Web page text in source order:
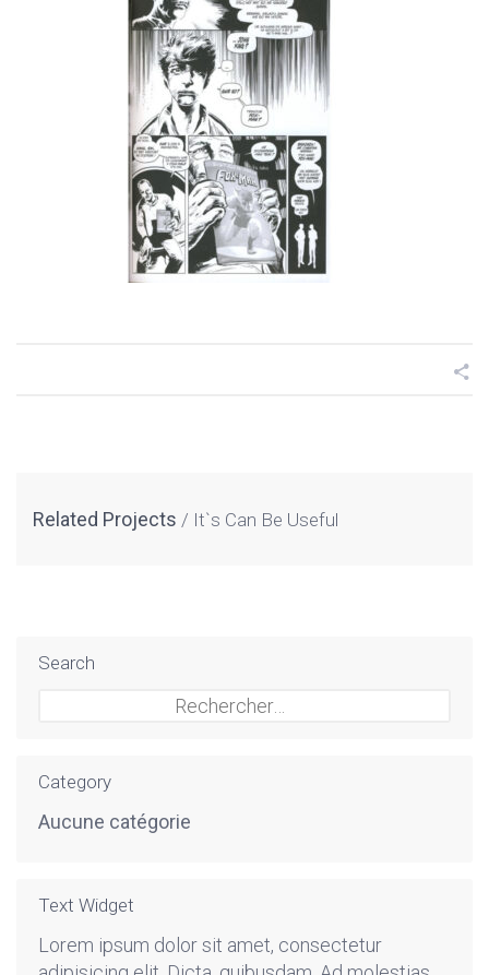
Related Projects It`s Can Be Useful
Search
Category
Aucune catégorie
Text Widget
Lorem ipsum dolor sit amet, consectetur